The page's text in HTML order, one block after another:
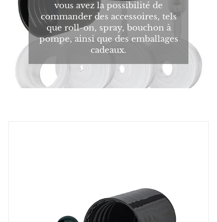
vous avez la possibilité de
commander des accessoires, tels
que roll-on, spray, bouchon à
pompe, ainsi que des emballages
cadeaux.